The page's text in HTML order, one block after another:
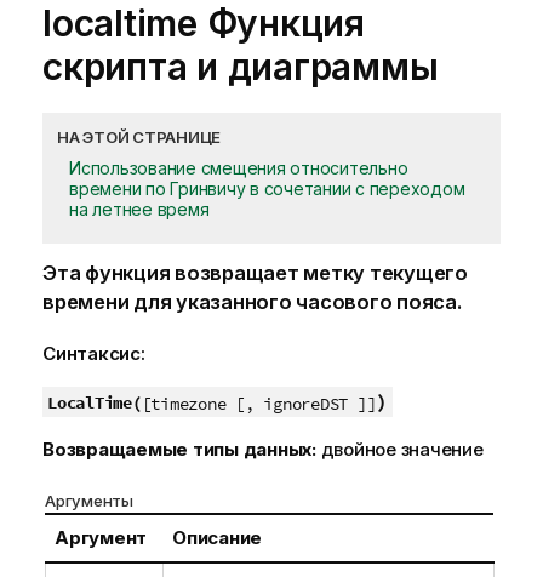
localtime Функция
скрипта и диаграммы
НА ЭТОЙ СТРАНИЦЕ
Использование смещения относительно
времени по Гринвичу в сочетании с переходом
на летнее время
Эта функция возвращает метку текущего
времени для указанного часового пояса.
Синтаксис:
LocalTime( [timezone [, ignoreDST ]])
Возвращаемые типы данных: двойное значение
Аргументы
Аргумент Описание